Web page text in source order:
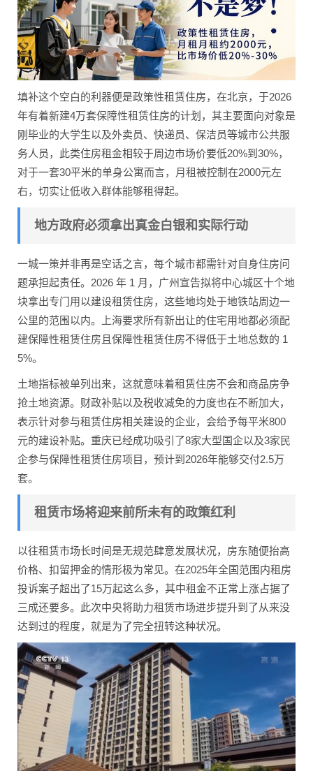
填补这个空白的利器便是政策性租赁住房，在北京，于2026
年有着新建4万套保障性租赁住房的计划，其主要面向对象是
刚毕业的大学生以及外卖员、快递员、保洁员等城市公共服
务人员，此类住房租金相较于周边市场价要低20%到30%，
对于一套30平米的单身公寓而言，月租被控制在2000元左
右，切实让低收入群体能够租得起。
地方政府必须拿出真金白银和实际行动
一城一策并非再是空话之言，每个城市都需针对自身住房问
题承担起责任。2026 年 1 月，广州宣告拟将中心城区十个地
块拿出专门用以建设租赁住房，这些地均处于地铁站周边一
公里的范围以内。上海要求所有新出让的住宅用地都必须配
建保障性租赁住房且保障性租赁住房不得低于土地总数的 1
5%。
土地指标被单列出来，这就意味着租赁住房不会和商品房争
抢土地资源。财政补贴以及税收减免的力度也在不断加大，
表示针对参与租赁住房相关建设的企业，会给予每平米800
元的建设补贴。重庆已经成功吸引了8家大型国企以及3家民
企参与保障性租赁住房项目，预计到2026年能够交付2.5万
套。
租赁市场将迎来前所未有的政策红利
以往租赁市场长时间是无规范肆意发展状况，房东随便抬高
价格、扣留押金的情形极为常见。在2025年全国范围内租房
投诉案子超出了15万起这么多，其中租金不正常上涨占据了
三成还要多。此次中央将助力租赁市场进步提升到了从来没
达到过的程度，就是为了完全扭转这种状况。